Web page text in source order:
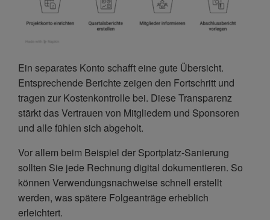
Ein separates Konto schafft eine gute Übersicht.
Entsprechende Berichte zeigen den Fortschritt und
tragen zur Kostenkontrolle bei. Diese Transparenz
stärkt das Vertrauen von Mitgliedern und Sponsoren
und alle fühlen sich abgeholt.
Vor allem beim Beispiel der Sportplatz-Sanierung
sollten Sie jede Rechnung digital dokumentieren. So
können Verwendungsnachweise schnell erstellt
werden, was spätere Folgeanträge erheblich
erleichtert.